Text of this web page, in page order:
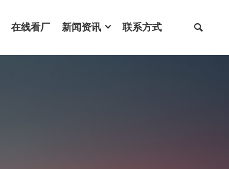
在线看厂 新闻资讯 联系方式